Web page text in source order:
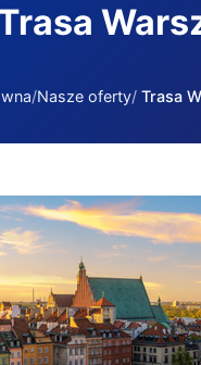
Nasze oferty Trasa